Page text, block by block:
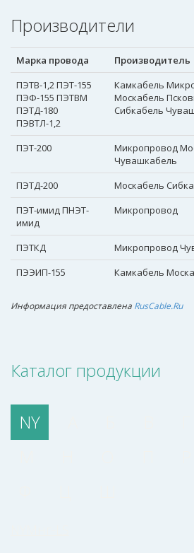
Производители
Марка провода
Производитель
ПЭТВ-1,2 ПЭТ-155
ПЭФ-155 ПЭТВМ
ПЭТД-180
ПЭВТЛ-1,2
Камкабель
Москабель
Сибкабель
ПЭТ-200
Микропровод
Чувашкабель
ПЭТД-200
Москабель
ПЭТ-имид ПНЭТ-
имид
Микропровод
ПЭТКД
Микропровод
ПЭЭИП-155
Камкабель
Информация предоставлена RusCable.Ru
Каталог продукции
NY